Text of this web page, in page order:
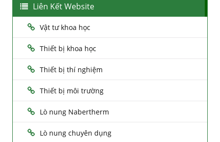
Liên Kết Website
Vật tư khoa học
Thiết bị khoa học
Thiết bị thí nghiệm
Thiết bị môi trường
Lò nung Nabertherm
Lò nung chuyên dụng